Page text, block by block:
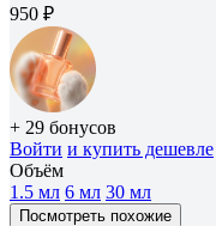
950 ₽
+ 29 бонусов
Войти и купить дешевле
Объём
1.5 мл 6 мл 30 мл
Посмотреть похожие